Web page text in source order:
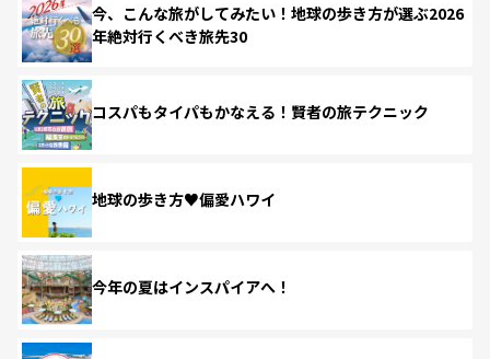
今、こんな旅がしてみたい！地球の歩き方が選ぶ2026
年絶対行くべき旅先30
コスパもタイパもかなえる！賢者の旅テクニック
地球の歩き方♥偏愛ハワイ
今年の夏はインスパイアへ！